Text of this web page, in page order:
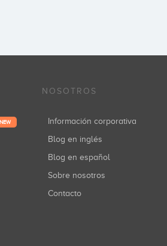
NEW
NOSOTROS
Información corporativa
Blog en inglés
Blog en español
Sobre nosotros
Contacto